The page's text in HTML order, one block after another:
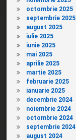
octombrie 2025
septembrie 2025
august 2025
iulie 2025
iunie 2025
mai 2025
aprilie 2025
martie 2025
februarie 2025
ianuarie 2025
decembrie 2024
noiembrie 2024
octombrie 2024
septembrie 2024
august 2024